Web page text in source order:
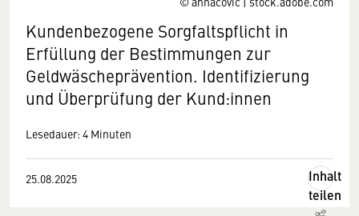
Kundenbezogene Sorgfaltspflicht in
Erfüllung der Bestimmungen zur
Geldwäscheprävention. Identifizierung
und Überprüfung der Kund:innen
Lesedauer: 4 Minuten
25.08.2025
Inhalt
teilen